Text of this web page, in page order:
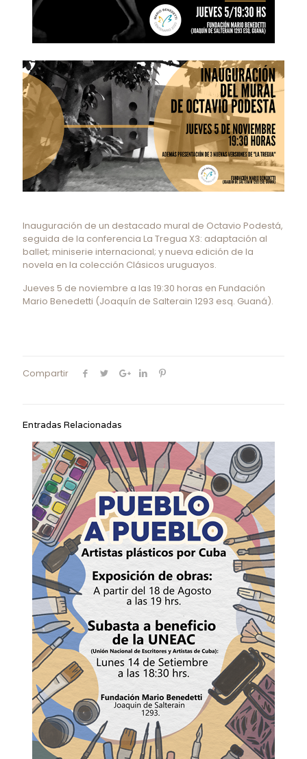
Inauguración de un destacado mural de Octavio Podestá,
seguida de la conferencia La Tregua X3: adaptación al
ballet; miniserie internacional; y nueva edición de la
novela en la colección Clásicos uruguayos.
Jueves 5 de noviembre a las 19:30 horas en Fundación
Mario Benedetti (Joaquín de Salterain 1293 esq. Guaná).
Compartir
Entradas Relacionadas